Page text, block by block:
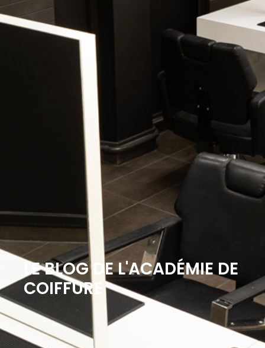
LE BLOG DE L'ACADÉMIE DE
COIFFURE